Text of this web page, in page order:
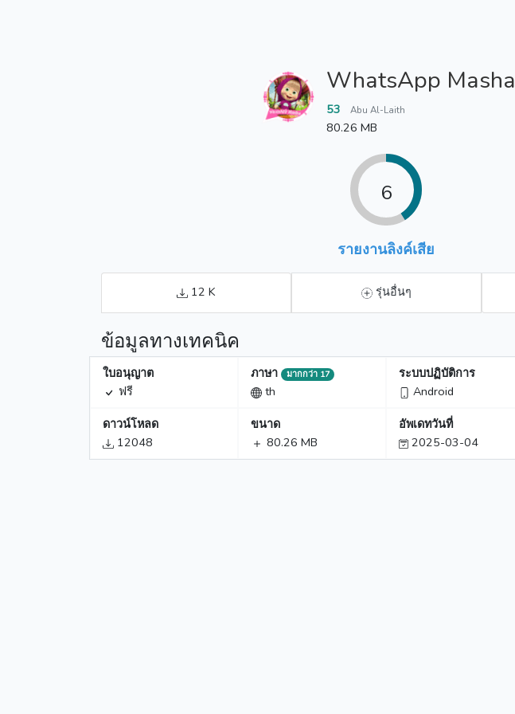
WhatsApp Masha
53 Abu Al-Laith
80.26 MB
6
รายงานลิงค์เสีย
12 K รุ่นอื่นๆ
ข้อมูลทางเทคนิค
ใบอนุญาต
ฟรี
ภาษา มากกว่า 17
th
ระบบปฏิบัติการ
Android
ดาวน์โหลด
12048
ขนาด
80.26 MB
อัพเดทวันที่
2025-03-04